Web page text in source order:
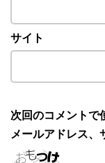
サイト
次回のコメントで
メールアドレス、